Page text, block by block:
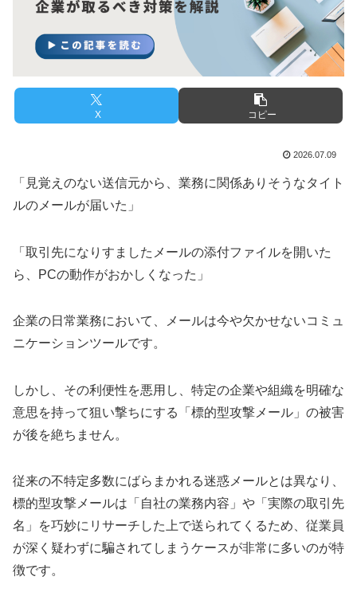
X コピー
2026.07.09
「見覚えのない送信元から、業務に関係ありそうなタイト
ルのメールが届いた」
「取引先になりすましたメールの添付ファイルを開いた
ら、PCの動作がおかしくなった」
企業の日常業務において、メールは今や欠かせないコミュ
ニケーションツールです。
しかし、その利便性を悪用し、特定の企業や組織を明確な
意思を持って狙い撃ちにする「標的型攻撃メール」の被害
が後を絶ちません。
従来の不特定多数にばらまかれる迷惑メールとは異なり、
標的型攻撃メールは「自社の業務内容」や「実際の取引先
名」を巧妙にリサーチした上で送られてくるため、従業員
が深く疑わずに騙されてしまうケースが非常に多いのが特
徴です。